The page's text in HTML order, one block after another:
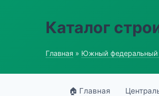
Каталог
Главная » Южный федеральный
🏠 Главная